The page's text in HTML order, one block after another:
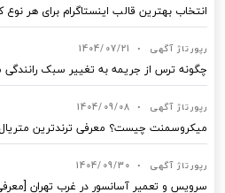
انتخاب بهترین قالب‌ اینستاگرام برای هر
رپورتاژ آگهی •
1404/07/21
چگونه ترس از جریمه به تغییر سبک
رپورتاژ آگهی •
1404/09/08
میکروسمنت چیست؟ معرفی ترندترین
رپورتاژ آگهی •
1404/09/30
سرویس و تعمیر آسانسور در غرب تهران